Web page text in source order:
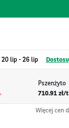
20 lip - 26 lip
Pszenżyto
710.91 zł/t
Więcej cen